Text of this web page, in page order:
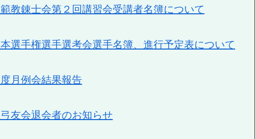
範教錬士会第２回講習会受講者名簿について
本選手権選手選考会選手名簿、進行予定表について
月例会結果報告
友会退会者のお知らせ